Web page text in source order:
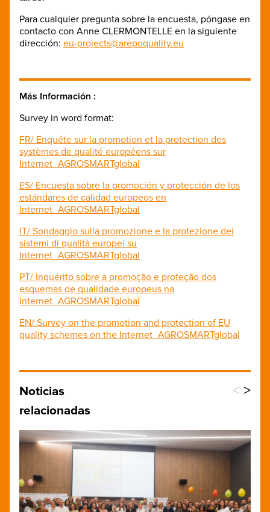
Para cualquier pregunta sobre la encuesta, póngase en
contacto con Anne CLERMONTELLE en la siguiente
dirección: eu-projects@arepoquality.eu
Más Información :
Survey in word format:
FR/ Enquête sur la promotion et la protection des
systèmes de qualité européens sur
Internet_AGROSMARTglobal
ES/ Encuesta sobre la promoción y protección de los
estándares de calidad europeos en
Internet_AGROSMARTglobal
IT/ Sondaggio sulla promozione e la protezione dei
sistemi di qualità europei su
Internet_AGROSMARTglobal
PT/ Inquérito sobre a promoção e proteção dos
esquemas de qualidade europeus na
Internet_AGROSMARTglobal
EN/ Survey on the promotion and protection of EU
quality schemes on the Internet_AGROSMARTglobal
Noticias
relacionadas
< >